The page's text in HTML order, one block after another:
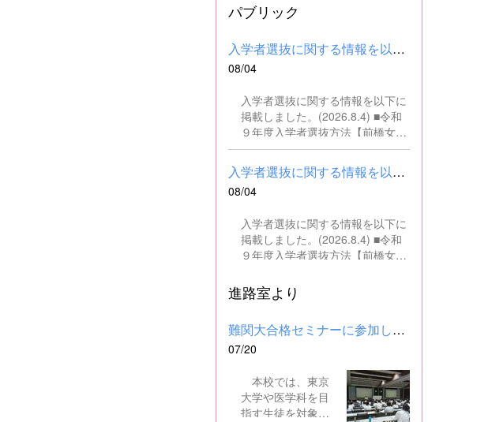
パブリック
入学者選抜に関する情報を以下に掲載しました。(2026.8.4) ■令和...
08/04
入学者選抜に関する情報を以下に
掲載しました。(2026.8.4) ■令和
９年度入学者選抜方法【前橋女子
高校】pdf はこちら ■群馬県教育
委員会webサイト 高校入試に関
するページはこちら
入学者選抜に関する情報を以下に掲載しました。(2026.8.4) ■令和...
08/04
入学者選抜に関する情報を以下に
掲載しました。(2026.8.4) ■令和
９年度入学者選抜方法【前橋女子
委員会webサイト 高校入試に関
するページはこちら
進路室より
難関大合格セミナーに参加しました
07/20
本校では、東京
大学や医学科を目
指す生徒を対象